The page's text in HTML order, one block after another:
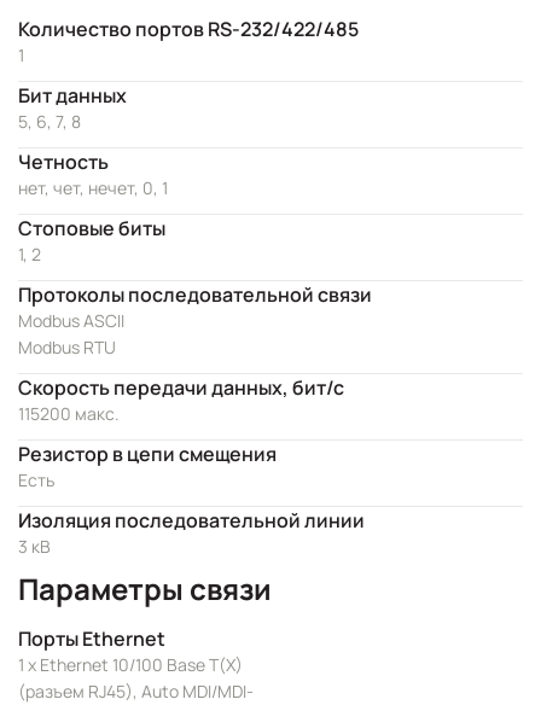
Количество портов RS-232/422/485
1
Бит данных
5, 6, 7, 8
Четность
нет, чет, нечет, 0, 1
Стоповые биты
1, 2
Протоколы последовательной связи
Modbus ASCII
Modbus RTU
Скорость передачи данных, бит/с
115200 макс.
Резистор в цепи смещения
Есть
Изоляция последовательной линии
3 кВ
Параметры связи
Порты Ethernet
1 x Ethernet 10/100 Base T(X)
(разъем RJ45), Auto MDI/MDI-